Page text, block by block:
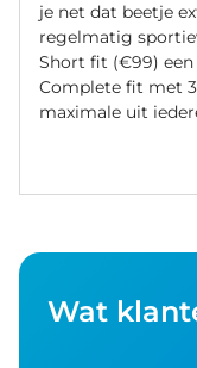
je net dat beetje
regelmatig
Short fit (€99) een
Complete fit met
maximale uit
Wat